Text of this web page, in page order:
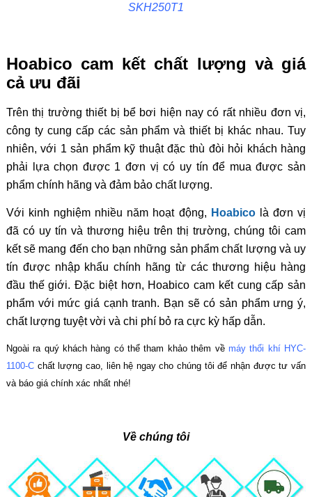
SKH250T1
Hoabico cam kết chất lượng và giá
cả ưu đãi
Trên thị trường thiết bị bể bơi hiện nay có rất nhiều đơn vị,
công ty cung cấp các sản phẩm và thiết bị khác nhau. Tuy
nhiên, với 1 sản phẩm kỹ thuật đặc thù đòi hỏi khách hàng
phải lựa chọn được 1 đơn vị có uy tín để mua được sản
phẩm chính hãng và đảm bảo chất lượng.
Với kinh nghiệm nhiều năm hoạt động, Hoabicolà đơn vị
đã có uy tín và thương hiệu trên thị trường, chúng tôi cam
kết sẽ mang đến cho bạn những sản phẩm chất lượng và uy
tín được nhập khẩu chính hãng từ các thương hiệu hàng
đầu thế giới. Đặc biệt hơn, Hoabico cam kết cung cấp sản
phẩm với mức giá cạnh tranh. Bạn sẽ có sản phẩm ưng ý,
chất lượng tuyệt vời và chi phí bỏ ra cực kỳ hấp dẫn.
Ngoài ra quý khách hàng có thể tham khảo thêm về máy thổi khí HYC-
1100-Cchất lượng cao, liên hệ ngay cho chúng tôi để nhận được tư vấn
và báo giá chính xác nhất nhé!
Về chúng tôi